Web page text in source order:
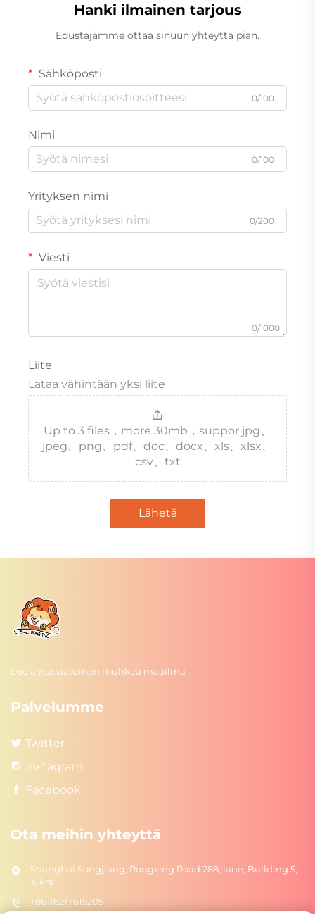
Hanki ilmainen tarjous
Edustajamme ottaa sinuun yhteyttä pian.
Sähköposti
0/100
Nimi
0/100
Yrityksen nimi
0/200
Viesti
0/1000
Liite
Lataa vähintään yksi liite
Up to 3 files，more 30mb，suppor jpg、
jpeg、png、pdf、doc、docx、xls、xlsx、
csv、txt
Lähetä
Luo ainutlaatuinen muhkea maailma
Palvelumme
Twitter
Instagram
Facebook
Ota meihin yhteyttä
Shanghai Songjiang, Rongxing Road 288, lane, Building 5,
3. krs
+86-18217615209